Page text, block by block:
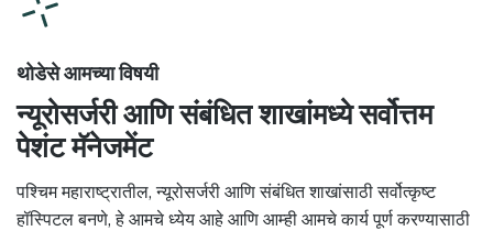
थोडेसे आमच्या विषयी
न्यूरोसर्जरी आणि संबंधित शाखांमध्ये सर्वोत्तम
पेशंट मॅनेजमेंट
पश्चिम महाराष्ट्रातील, न्यूरोसर्जरी आणि संबंधित शाखांसाठी सर्वोत्कृष्ट
हॉस्पिटल बनणे, हे आमचे ध्येय आहे आणि आम्ही आमचे कार्य पूर्ण करण्यासाठी